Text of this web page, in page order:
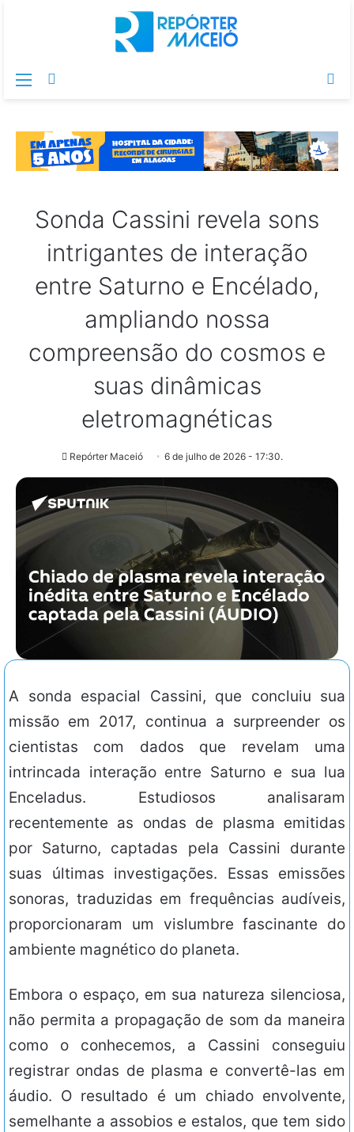
Menu
Sonda Cassini revela sons
intrigantes de interação
entre Saturno e Encélado,
ampliando nossa
compreensão do cosmos e
suas dinâmicas
eletromagnéticas
Repórter Maceió 6 de julho de 2026 - 17:30.
A sonda espacial Cassini, que concluiu sua
missão em 2017, continua a surpreender os
cientistas com dados que revelam uma
intrincada interação entre Saturno e sua lua
Enceladus. Estudiosos analisaram
recentemente as ondas de plasma emitidas
por Saturno, captadas pela Cassini durante
suas últimas investigações. Essas emissões
sonoras, traduzidas em frequências audíveis,
proporcionaram um vislumbre fascinante do
ambiente magnético do planeta.
Embora o espaço, em sua natureza silenciosa,
não permita a propagação de som da maneira
como o conhecemos, a Cassini conseguiu
registrar ondas de plasma e convertê-las em
áudio. O resultado é um chiado envolvente,
semelhante a assobios e estalos, que tem sido